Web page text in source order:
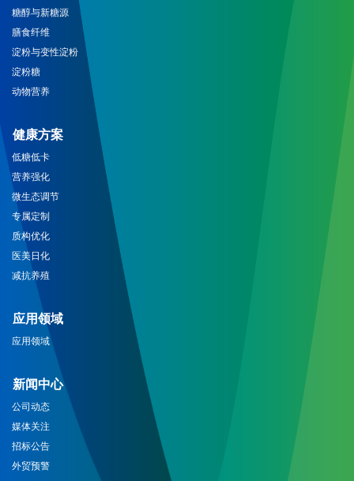
糖醇与新糖源
膳食纤维
淀粉与变性淀粉
淀粉糖
动物营养
健康方案
低糖低卡
营养强化
微生态调节
专属定制
质构优化
医美日化
减抗养殖
应用领域
应用领域
新闻中心
公司动态
媒体关注
招标公告
外贸预警